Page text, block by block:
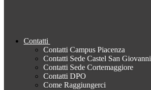
Contatti
Contatti Campus Piacenza
Contatti Sede Castel San Giovanni
Contatti Sede Cortemaggiore
Contatti DPO
Come Raggiungerci